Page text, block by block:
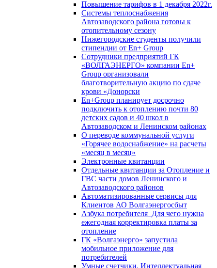
Повышение тарифов в 1 декабря 2022г.
Системы теплоснабжения
Автозаводского района готовы к
отопительному сезону
Нижегородские студенты получили
стипендии от En+ Group
Сотрудники предприятий ГК
«ВОЛГАЭНЕРГО» компании En+
Group организовали
благотворительную акцию по сдаче
крови «Донорски
En+Group планирует досрочно
подключить к отоплению почти 80
детских садов и 40 школ в
Автозаводском и Ленинском районах
О переводе коммунальной услуги
«Горячее водоснабжение» на расчеты
«месяц в месяц»
Электронные квитанции
Отдельные квитанции за Отопление и
ГВС части домов Ленинского и
Автозаводского районов
Автоматизированные сервисы для
Клиентов АО Волгаэнергосбыт
Азбука потребителя_Для чего нужна
ежегодная корректировка платы за
отопление
ГК «Волгаэнерго» запустила
мобильное приложение для
потребителей
Умные счетчики. Интеллектуальная